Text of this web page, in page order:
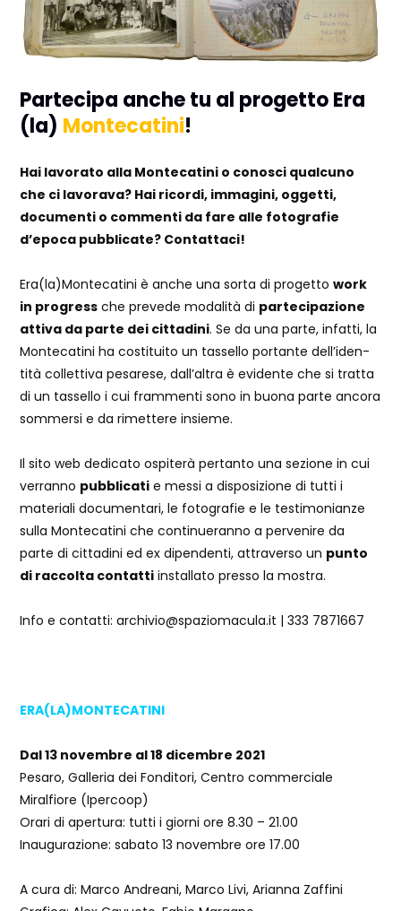
Partecipa anche tu al progetto Era
(la) Montecatini!
Hai lavorato alla Montecatini o conosci qualcuno
che ci lavorava? Hai ricordi, immagini, oggetti,
documenti o commenti da fare alle fotografie
d’epoca pubblicate? Contattaci!
Era(la)Montecatini è anche una sorta di progettowork
in progress che prevede modalità di partecipazione
attiva da parte dei cittadini. Se da una parte, infatti, la
Montecatini ha costituito un tassello portante dell’iden­
tità collettiva pesare­se, dall’altra è evidente che si tratta
di un tassello i cui frammenti sono in buona parte ancora
sommersi e da rimet­tere insieme.
Il sito web dedicato ospiterà pertanto una sezione in cui
verranno pubblicati e messi a disposizione di tutti i
materiali documentari, le fotografie e le testimonianze
sulla Montecatini che continueranno a pervenire da
parte di cittadini ed ex dipendenti, attraverso un punto
di raccolta contatti installato presso la mostra.
Info e contatti: archivio@spaziomacula.it | 333 7871667
ERA(LA)MONTECATINI
Dal 13 novembre al 18 dicembre 2021
Pesaro, Galleria dei Fonditori, Centro commerciale
Miralfiore (Ipercoop)
Orari di apertura: tutti i giorni ore 8.30 – 21.00
Inaugurazione: sabato 13 novembre ore 17.00
A cura di: Marco Andreani, Marco Livi, Arianna Zaffini